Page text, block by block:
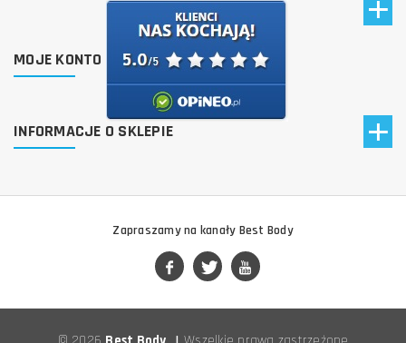
MOJE KONTO
INFORMACJE O SKLEPIE
Zapraszamy na kanały Best Body